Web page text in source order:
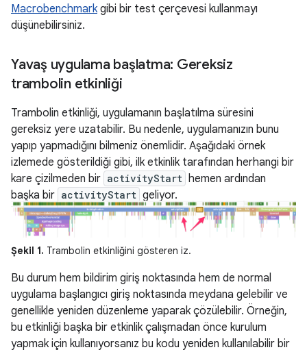
Macrobenchmarkgibi bir test çerçevesi kullanmayı
düşünebilirsiniz.
Yavaş uygulama başlatma: Gereksiz
trambolin etkinliği
Trambolin etkinliği, uygulamanın başlatılma süresini
gereksiz yere uzatabilir. Bu nedenle, uygulamanızın bunu
yapıp yapmadığını bilmeniz önemlidir. Aşağıdaki örnek
izlemede gösterildiği gibi, ilk etkinlik tarafından herhangi bir
kare çizilmeden bir activityStart hemen ardından
başka bir activityStart geliyor.
Şekil 1. Trambolin etkinliğini gösteren iz.
Bu durum hem bildirim giriş noktasında hem de normal
uygulama başlangıcı giriş noktasında meydana gelebilir ve
genellikle yeniden düzenleme yaparak çözülebilir. Örneğin,
bu etkinliği başka bir etkinlik çalışmadan önce kurulum
yapmak için kullanıyorsanız bu kodu yeniden kullanılabilir bir